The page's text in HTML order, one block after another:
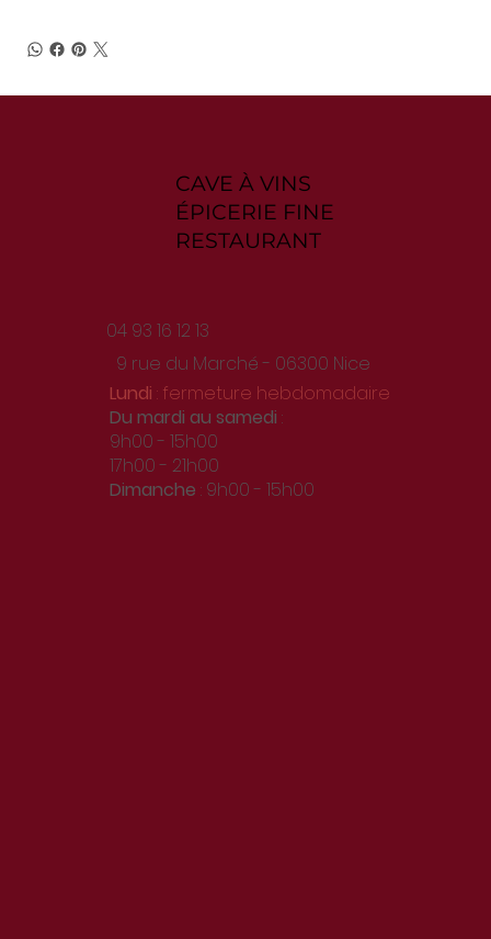
CAVE À VINS
ÉPICERIE FINE
RESTAURANT
9 rue du Marché - 06300 Nice
04 93 16 12 13
Lundi : fermeture hebdomadaire
Du mardi au samedi :
9h00 - 15h00
17h00 - 21h00
Dimanche : 9h00 - 15h00